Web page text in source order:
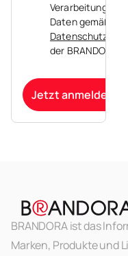
Verarbeitung
Daten gemäß der
der BRANDORA zu.
Jetzt anmelden
BRANDORA ist das
Marken, Produkte und